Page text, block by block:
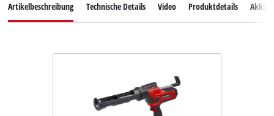
Artikelbeschreibung Technische Details Video Produktdetails